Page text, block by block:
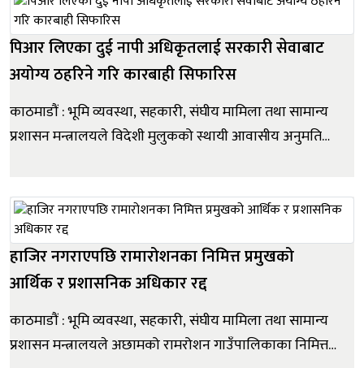
पिआर लिएका दुई नापी अधिकृतलाई सरकारी सेवाबाट
अयोग्य ठहरिने गरि कारबाही सिफारिस
काठमाडौं : भूमि व्यवस्था, सहकारी, संघीय मामिला तथा सामान्य
प्रशासन मन्त्रालयले विदेशी मुलुकको स्थायी आवासीय अनुमति
जारी गर्दै बिदा समाप्त भएपछि आफ्नो पदाधिकार रहेको
कार्यालयमा हाजिर नभई वि...
हाजिर नगराएपछि रामारोशनका निमित्त प्रमुखको
आर्थिक र प्रशासनिक अधिकार रद्द
काठमाडौं : भूमि व्यवस्था, सहकारी, संघीय मामिला तथा सामान्य
प्रशासन मन्त्रालयले अछामको रामरोशन गाउँपालिकाका निमित्त